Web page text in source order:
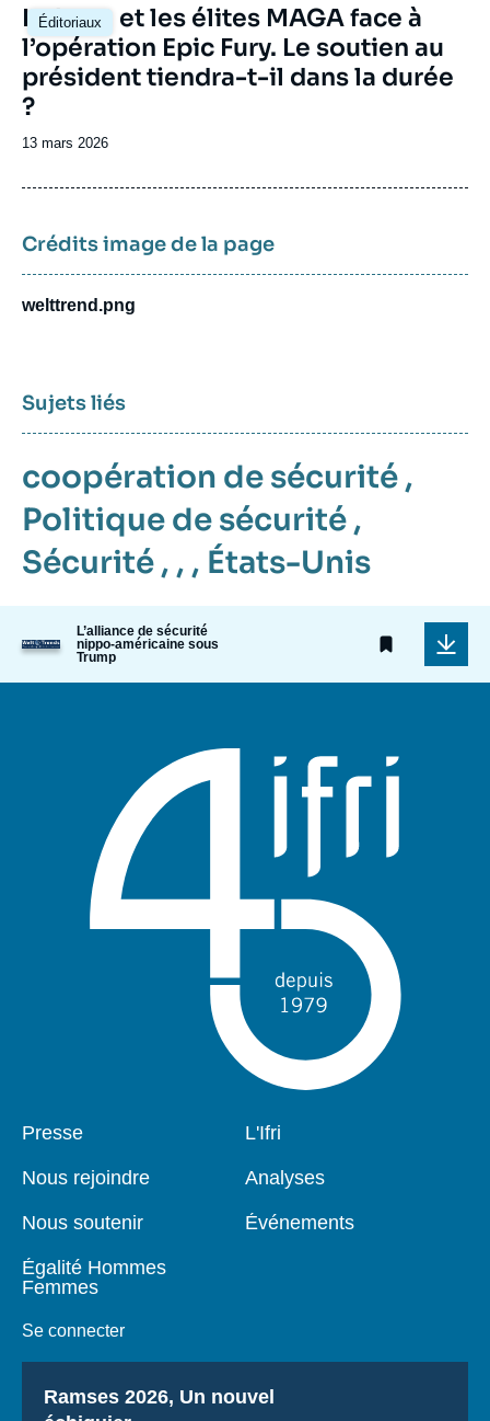
Éditoriaux
Image
principale
La base et les élites MAGA face à
l’opération Epic Fury. Le soutien au
président tiendra-t-il dans la durée
?
Date
publication
13 mars 2026
Crédits image de la page
welttrend.png
Sujets liés
coopération de sécurité ,
Politique de sécurité ,
Sécurité , , , États-Unis
Image
couverture
L’alliance de sécurité
nippo-américaine sous
Trump
Pied
Presse
Nous rejoindre
Nous soutenir
Égalité Hommes
Femmes
Se connecter
Navigation
L'Ifri
Analyses
Événements
Titre
Ramses 2026, Un nouvel